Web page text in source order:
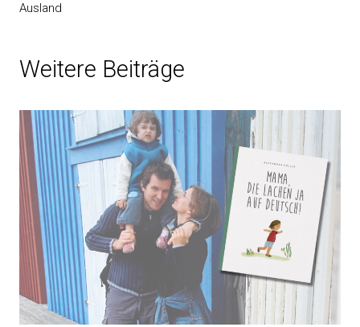
Ausland
Weitere Beiträge